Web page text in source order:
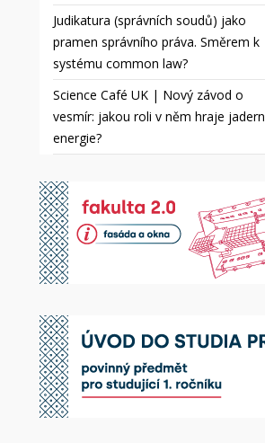
Judikatura (správních soudů) jako
pramen správního práva. Směrem k
systému common law?
Science Café UK | Nový závod o
vesmír: jakou roli v něm hraje
energie?